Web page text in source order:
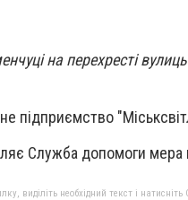
на перехресті
підприємство
Служба допомоги
виділіть необхідний текст і